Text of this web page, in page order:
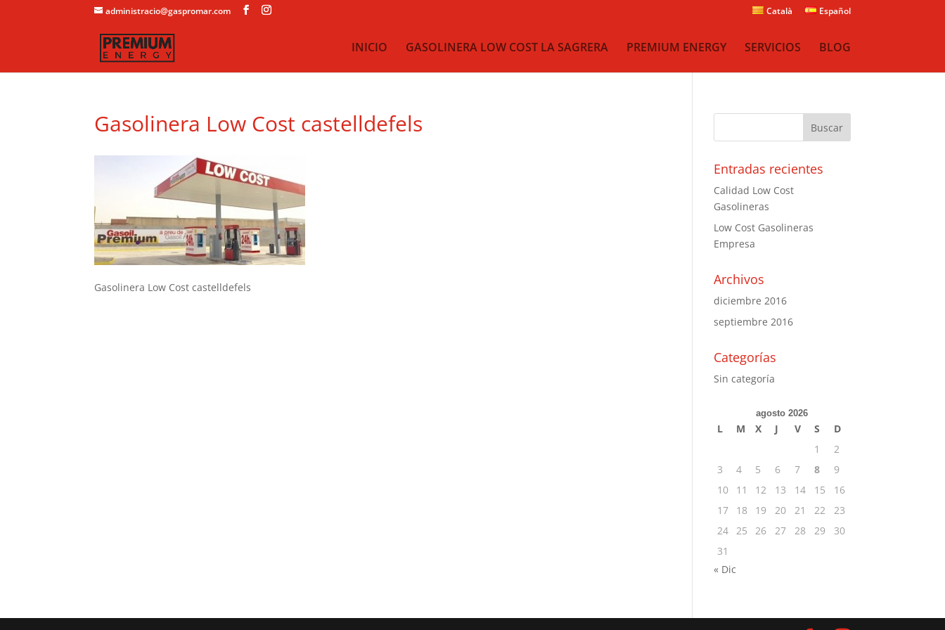
administracio@gaspromar.com Català Español
INICIO GASOLINERA LOW COST LA SAGRERA PREMIUM ENERGY SERVICIOS BLOG
Gasolinera Low Cost castelldefels
Gasolinera Low Cost castelldefels
Entradas recientes
Calidad Low Cost
Gasolineras
Low Cost Gasolineras
Empresa
Archivos
diciembre 2016
septiembre 2016
Categorías
Sin categoría
agosto 2026
L M X J V S
D
1
2
3
4 5 6 7 8
9
10
11 12 13 14 15
16
17
18 19 20 21 22
23
24 25 26 27 28 29
30
31
« Dic